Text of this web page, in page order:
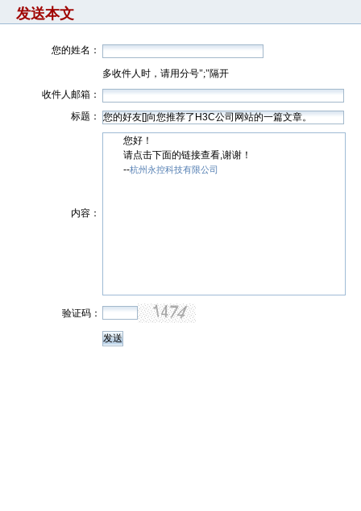
发送本文
您的姓名：
多收件人时，请用分号";"隔开
收件人邮箱：
标题：
内容：
您好！
请点击下面的链接查看,谢谢！
--杭州永控科技有限公司
验证码：